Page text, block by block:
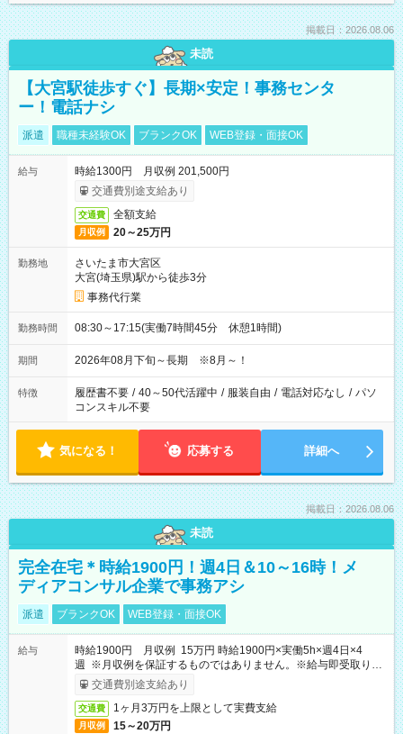
掲載日：2026.08.06
未読
【大宮駅徒歩すぐ】長期×安定！事務センタ
ー！電話ナシ
派遣 職種未経験OK ブランクOK WEB登録・面接OK
給与
時給1300円 月収例 201,500円
交通費別途支給あり
交通費 全額支給
月収例 20～25万円
勤務地
さいたま市大宮区
大宮(埼玉県)駅から徒歩3分
事務代行業
勤務時間 08:30～17:15(実働7時間45分 休憩1時間)
期間 2026年08月下旬～長期 ※8月～！
特徴 履歴書不要 / 40～50代活躍中 / 服装自由 / 電話対応なし / パソ
コンスキル不要
気になる！ 応募する 詳細へ
掲載日：2026.08.06
未読
完全在宅＊時給1900円！週4日＆10～16時！メ
ディアコンサル企業で事務アシ
派遣 ブランクOK WEB登録・面接OK
給与
時給1900円 月収例 15万円 時給1900円×実働5h×週4日×4
週 ※月収例を保証するものではありません。※給与即受取りサ
ービス利用可（利用条件有）
交通費別途支給あり
交通費 1ヶ月3万円を上限として実費支給
月収例 15～20万円